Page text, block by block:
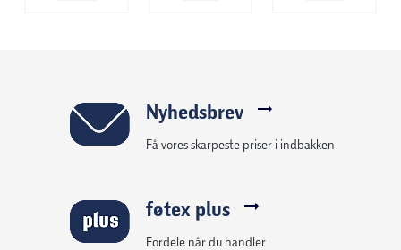
Nyhedsbrev
Få vores skarpeste priser i indbakken
føtex plus
Fordele når du handler